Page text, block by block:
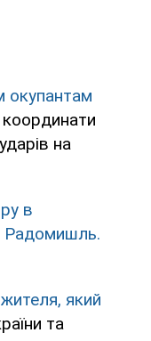
окупантам
координати
на
в
Радомишль.
який
та